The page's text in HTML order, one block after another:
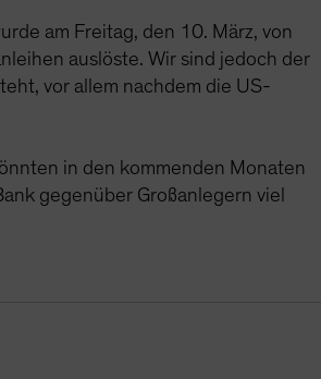
am Freitag, den 10. März, von
auslöste. Wir sind jedoch der
vor allem nachdem die US-
in den kommenden Monaten
gegenüber Großanlegern viel